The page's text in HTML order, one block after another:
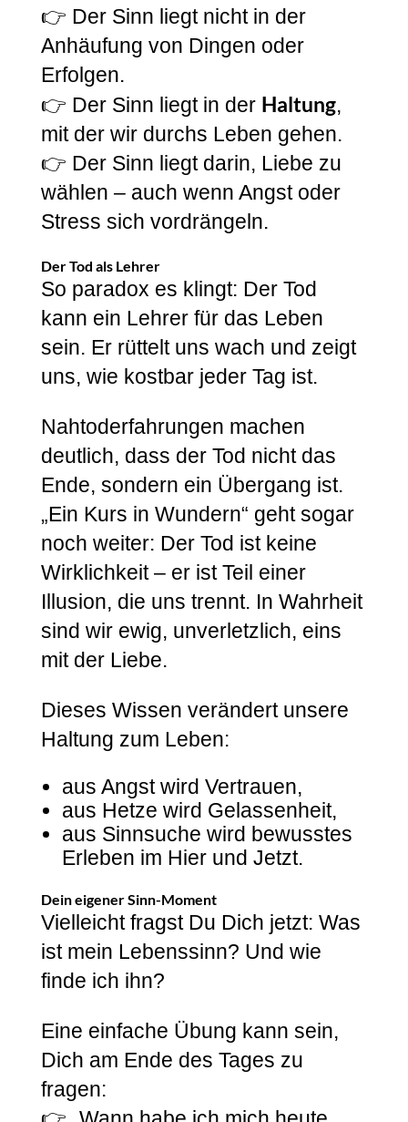
👉 Der Sinn liegt nicht in der
Anhäufung von Dingen oder
Erfolgen.
👉 Der Sinn liegt in der Haltung,
mit der wir durchs Leben gehen.
👉 Der Sinn liegt darin, Liebe zu
wählen – auch wenn Angst oder
Stress sich vordrängeln.
Der Tod als Lehrer
So paradox es klingt: Der Tod
kann ein Lehrer für das Leben
sein. Er rüttelt uns wach und zeigt
uns, wie kostbar jeder Tag ist.
Nahtoderfahrungen machen
deutlich, dass der Tod nicht das
Ende, sondern ein Übergang ist.
„Ein Kurs in Wundern“ geht sogar
noch weiter: Der Tod ist keine
Wirklichkeit – er ist Teil einer
Illusion, die uns trennt. In Wahrheit
sind wir ewig, unverletzlich, eins
mit der Liebe.
Dieses Wissen verändert unsere
Haltung zum Leben:
aus Angst wird Vertrauen,
aus Hetze wird Gelassenheit,
aus Sinnsuche wird bewusstes
Erleben im Hier und Jetzt.
Dein eigener Sinn-Moment
Vielleicht fragst Du Dich jetzt: Was
ist mein Lebenssinn? Und wie
finde ich ihn?
Eine einfache Übung kann sein,
Dich am Ende des Tages zu
fragen: